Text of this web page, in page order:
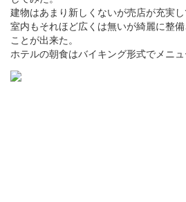
建物はあまり新しくないが売店が充実し
室内もそれほど広くは無いが綺麗に整
ことが出来た。
ホテルの朝食はバイキング形式でメニュ